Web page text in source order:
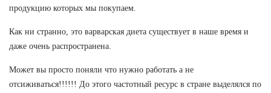
продукцию которых мы покупаем.
Как ни странно, это варварская диета существует в наше время и
даже очень распространена.
Может вы просто поняли что нужно работать а не
отсиживаться!!!!!! До этого частотный ресурс в стране выделялся по